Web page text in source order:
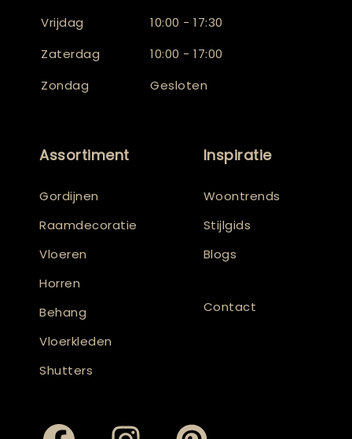
Vrijdag
10:00 - 17:30
Zaterdag
10:00 - 17:00
Zondag
Gesloten
Assortiment
Gordijnen
Raamdecoratie
Vloeren
Horren
Behang
Vloerkleden
Shutters
Inspiratie
Woontrends
Stijlgids
Blogs
Contact